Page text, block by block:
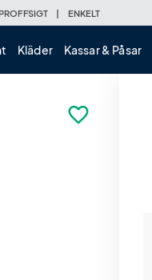
| ENKELT
Kläder Kassar & Påsar
favorite_border